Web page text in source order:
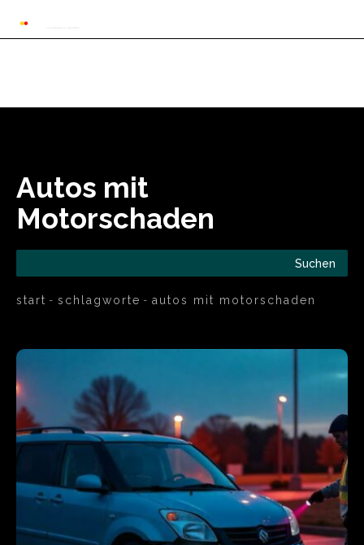
Autos mit
Motorschaden
Suchen
start schlagworte autos mit motorschaden